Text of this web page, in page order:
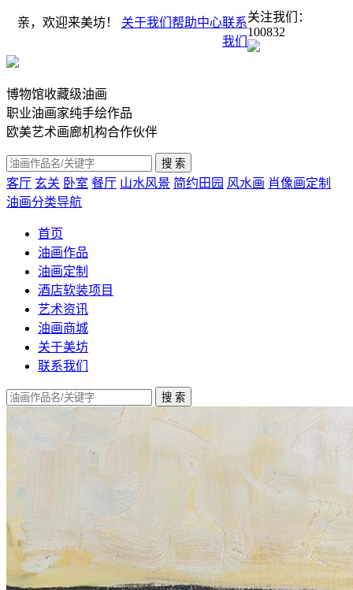
亲，欢迎来美坊！ 关于我们 帮助中心联系
我们
关注我们：
100832
博物馆收藏级油画
职业油画家纯手绘作品
欧美艺术画廊机构合作伙伴
客厅 玄关 卧室 餐厅 山水风景 简约田园 风水画 肖像画定制
油画分类导航
首页
油画作品
油画定制
酒店软装项目
艺术资讯
油画商城
关于美坊
联系我们